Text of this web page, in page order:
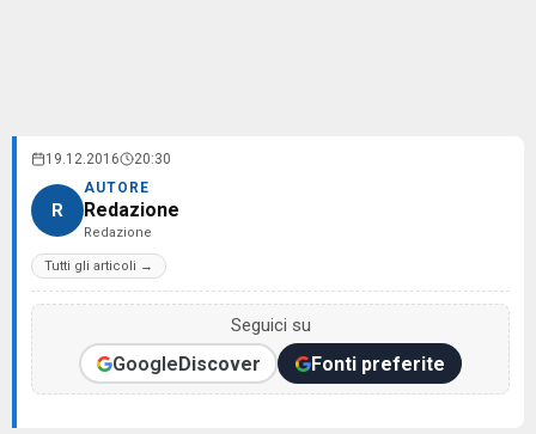
19.12.2016 20:30
R
AUTORE
Redazione
Redazione
Tutti gli articoli →
Seguici su
GoogleDiscover Fonti preferite